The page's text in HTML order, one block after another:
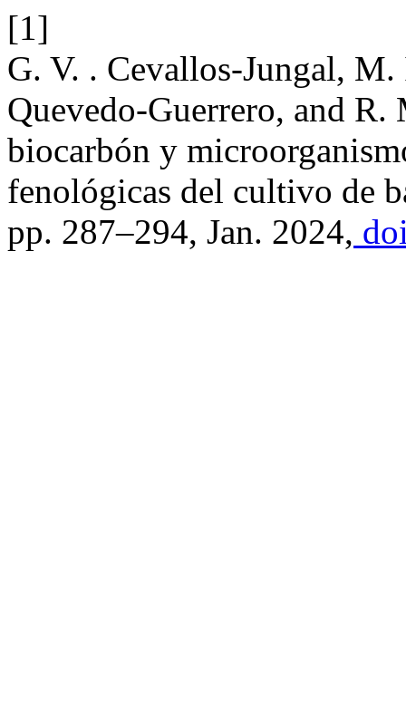
[1]
G. V. . Cevallos-Jungal,
Quevedo-Guerrero, and
biocarbón y
fenológicas del cultivo de
pp. 287–294, Jan. 2024,